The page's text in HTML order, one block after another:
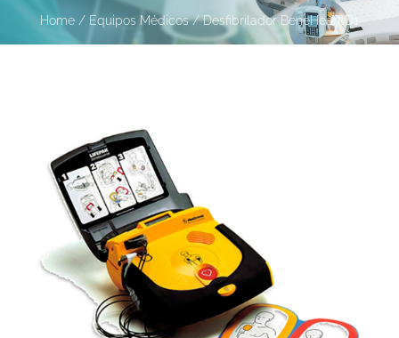
Home / Equipos Médicos/ Desfibrilador BeneHeart D1